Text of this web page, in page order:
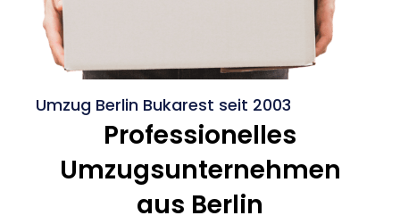
Umzug Berlin Bukarest seit 2003
Professionelles
Umzugsunternehmen
aus Berlin